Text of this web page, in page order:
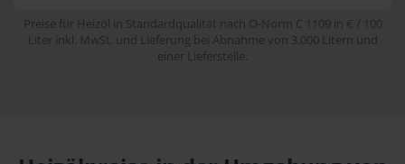
Preise für Heizöl in Standardqualität nach Ö-Norm C 1109 in € / 100
Liter inkl. MwSt. und Lieferung bei Abnahme von 3.000 Litern und
einer Lieferstelle.